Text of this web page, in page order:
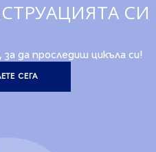
СИ
да проследиш цикъла си!
СЕГА